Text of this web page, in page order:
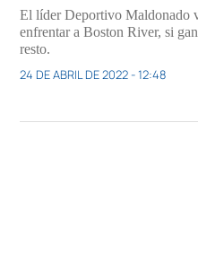
El líder Deportivo Maldonado
enfrentar a Boston River, si
resto.
24 DE ABRIL DE 2022 - 12:48